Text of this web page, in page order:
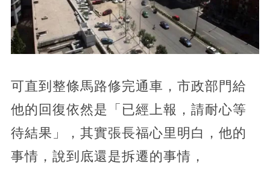
可直到整條馬路修完通車，市政部門給
他的回復依然是「已經上報，請耐心等
待結果」，其實張長福心里明白，他的
事情，說到底還是拆遷的事情，